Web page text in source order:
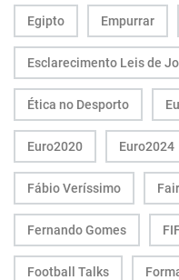
Egipto Empurrar
Esclarecimento Leis de
Ética no Desporto
Euro2020 Euro2024
Fábio Veríssimo
Fernando Gomes
Football Talks